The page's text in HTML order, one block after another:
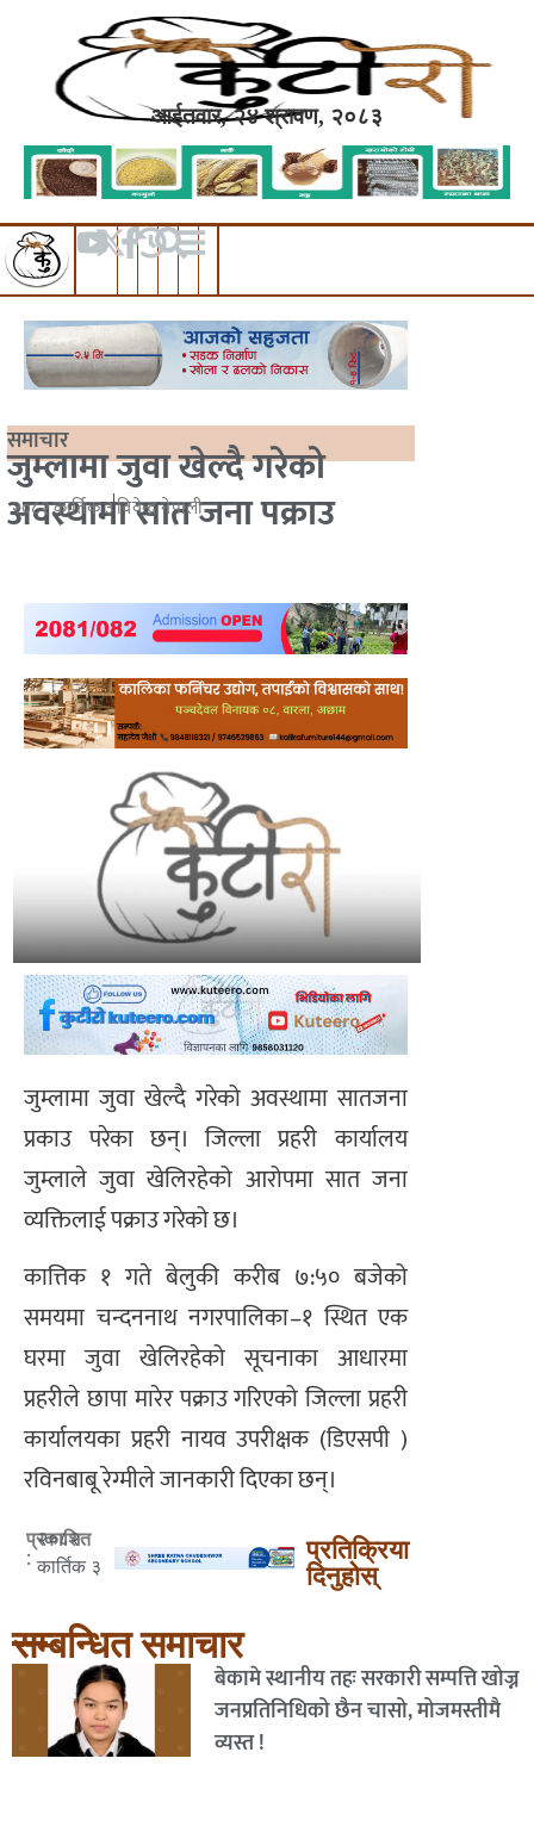
आईतवार, २४ श्रावण, २०८३
समाचार
जुम्लामा जुवा खेल्दै गरेको
अवस्थामा सात जना पक्राउ
२०८२ कार्तिक ३विवेन्द्र नेपाली
जुम्लामा जुवा खेल्दै गरेको अवस्थामा सातजना
प्रकाउ परेका छन्। जिल्ला प्रहरी कार्यालय
जुम्लाले जुवा खेलिरहेको आरोपमा सात जना
व्यक्तिलाई पक्राउ गरेको छ।
कात्तिक १ गते बेलुकी करीब ७:५० बजेको
समयमा चन्दननाथ नगरपालिका–१ स्थित एक
घरमा जुवा खेलिरहेको सूचनाका आधारमा
प्रहरीले छापा मारेर पक्राउ गरिएको जिल्ला प्रहरी
कार्यालयका प्रहरी नायव उपरीक्षक (डिएसपी )
रविनबाबू रेग्मीले जानकारी दिएका छन्।
प्रकाशित
:
२०८२
कार्तिक ३
प्रतिक्रिया
दिनुहोस्
सम्बन्धित समाचार
बेकामे स्थानीय तहः सरकारी सम्पत्ति खोज्न
जनप्रतिनिधिको छैन चासो, मोजमस्तीमै
व्यस्त !